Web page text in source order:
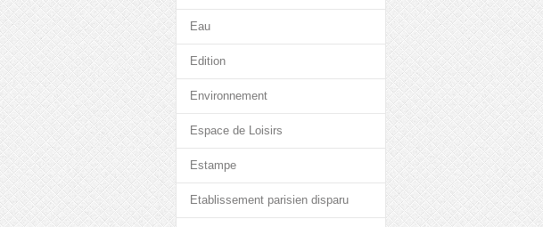
Eau
Edition
Environnement
Espace de Loisirs
Estampe
Etablissement parisien disparu